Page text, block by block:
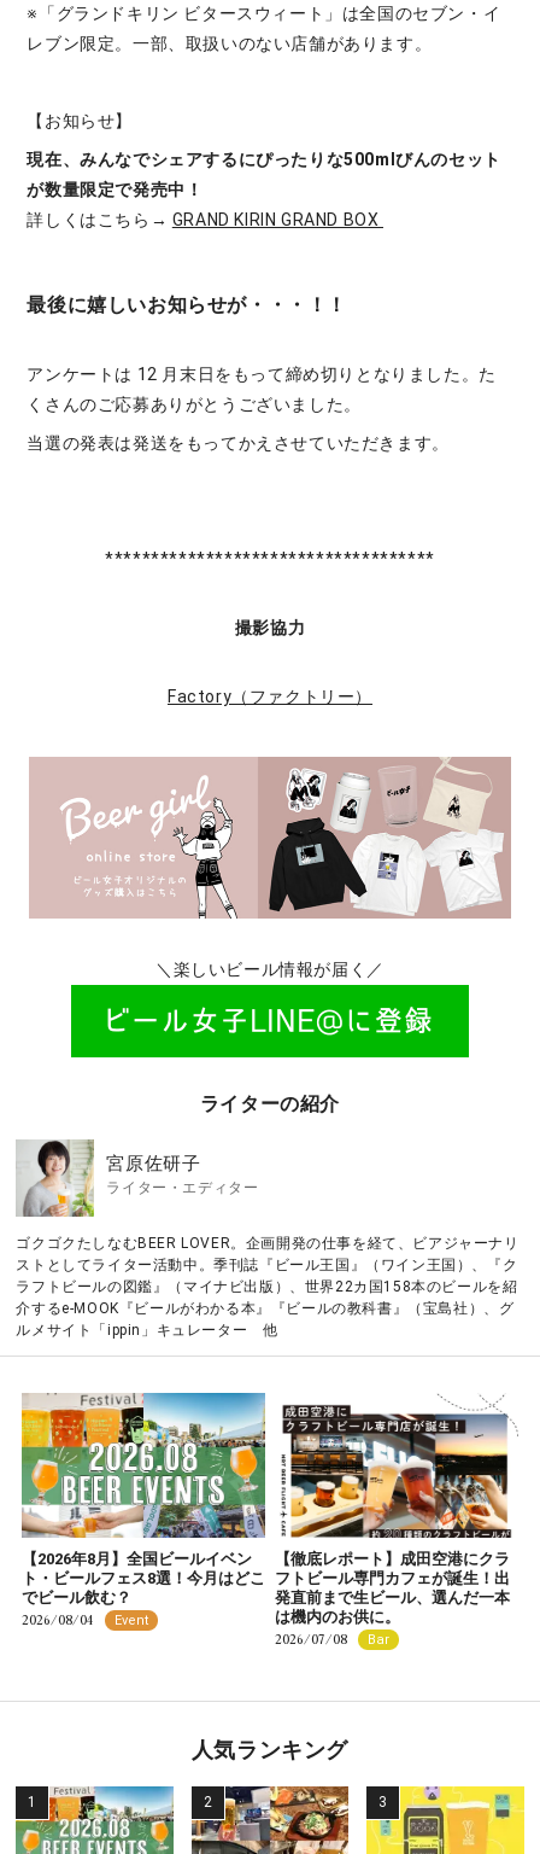
※「グランドキリン ビタースウィート」は全国のセブン・イ
レブン限定。一部、取扱いのない店舗があります。
【お知らせ】
現在、みんなでシェアするにぴったりな500mlびんのセット
が数量限定で発売中！
詳しくはこちら→ GRAND KIRIN GRAND BOX
最後に嬉しいお知らせが・・・！！
アンケートは 12 月末日をもって締め切りとなりました。た
くさんのご応募ありがとうございました。
当選の発表は発送をもってかえさせていただきます。
************************************
撮影協力
Factory（ファクトリー）
＼楽しいビール情報が届く／
ライターの紹介
宮原佐研子
ライター・エディター
ゴクゴクたしなむBEER LOVER。企画開発の仕事を経て、ビアジャーナリ
ストとしてライター活動中。季刊誌『ビール王国』（ワイン王国）、『ク
ラフトビールの図鑑』（マイナビ出版）、世界22カ国158本のビールを紹
介するe-MOOK『ビールがわかる本』『ビールの教科書』（宝島社）、グ
ルメサイト「ippin」キュレーター 他
【2026年8月】全国ビールイベン
ト・ビールフェス8選！今月はどこ
でビール飲む？
2026/08/04 Event
【徹底レポート】成田空港にクラ
フトビール専門カフェが誕生！出
発直前まで生ビール、選んだ一本
は機内のお供に。
2026/07/08 Bar
人気ランキング